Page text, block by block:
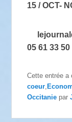
15 / OCT-
05 61 33 50
Cette entrée
coeur
Occitanie par